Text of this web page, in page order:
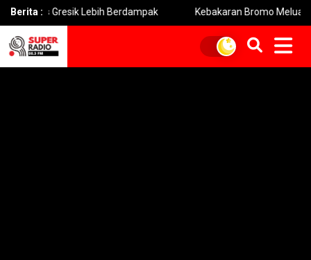
Berita :
Gresik Lebih Berdampak Kebakaran Bromo Meluas